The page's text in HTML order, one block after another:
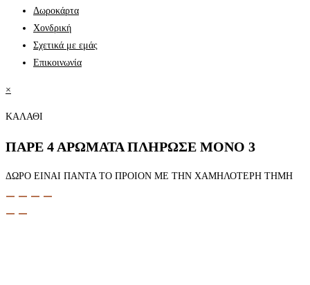
Δωροκάρτα
Χονδρική
Σχετικά με εμάς
Επικοινωνία
×
ΚΑΛΑΘΙ
ΠΑΡΕ 4 ΑΡΩΜΑΤΑ ΠΛΗΡΩΣΕ ΜΟΝΟ 3
ΔΩΡΟ ΕΙΝΑΙ ΠΑΝΤΑ ΤΟ ΠΡΟΙΟΝ ΜΕ ΤΗΝ ΧΑΜΗΛΟΤΕΡΗ ΤΗΜΗ